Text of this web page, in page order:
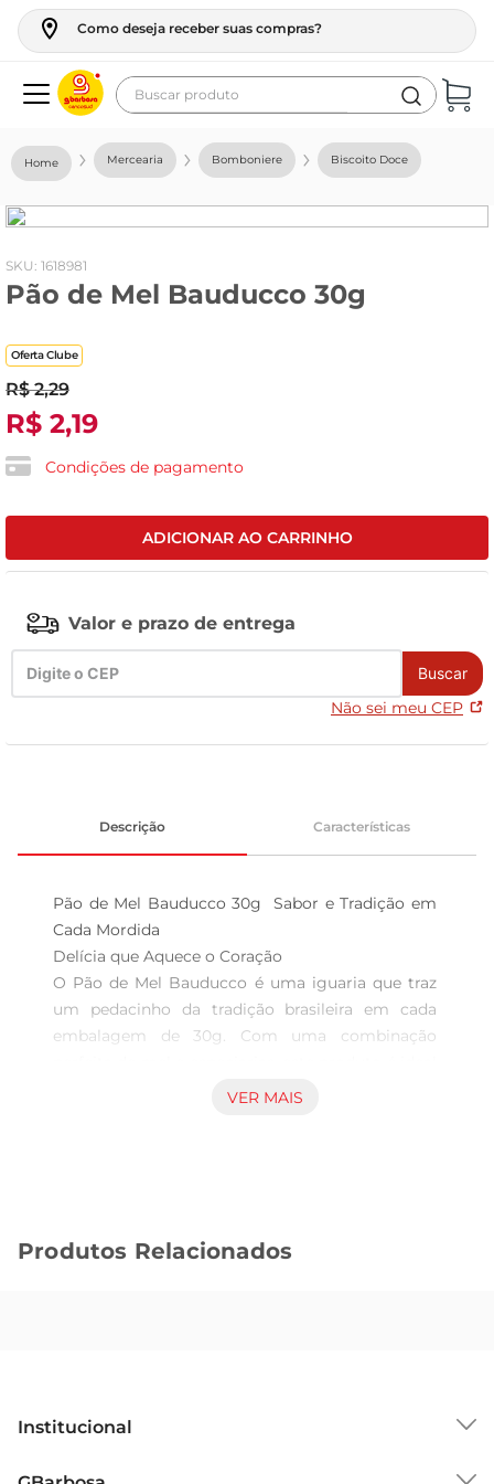
Como deseja receber suas compras?
Buscar produto
Mercearia Bomboniere Biscoito Doce
: 1618981
Pão de Mel Bauducco 30g
Oferta Clube
R$ 2,29
R$ 2,19
Condições de pagamento
ADICIONAR AO CARRINHO
Valor e prazo de entrega
Buscar
Não sei meu CEP
Descrição Características
Pão de Mel Bauducco 30g  Sabor e Tradição em
Cada Mordida
Delícia que Aquece o Coração
O Pão de Mel Bauducco é uma iguaria que traz
um pedacinho da tradição brasileira em cada
embalagem de 30g. Com uma combinação
para quem busca um sabor autêntico e
Produzido com ingredientes selecionados, o Pão
momentos de descontração ou para
VER MAIS
Produtos Relacionados
Institucional
geladeira
fogao
café
frango
vinho